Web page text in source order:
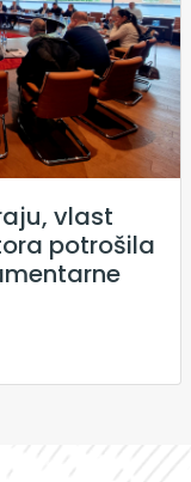
vlast
potrošila